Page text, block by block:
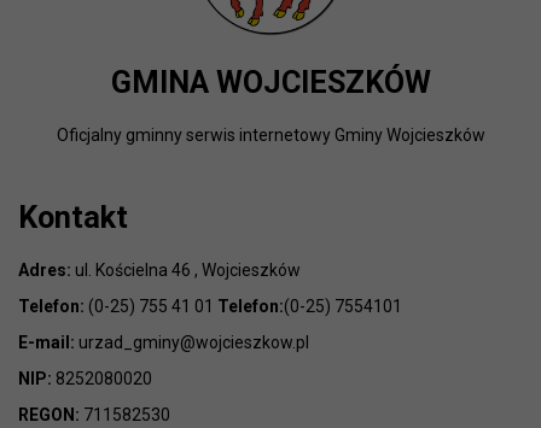
GMINA WOJCIESZKÓW
Oficjalny gminny serwis internetowy Gminy Wojcieszków
Kontakt
Adres: ul. Kościelna 46 , Wojcieszków
Telefon: (0-25) 755 41 01 Telefon:(0-25) 7554101
E-mail: urzad_gminy@wojcieszkow.pl
NIP: 8252080020
REGON: 711582530